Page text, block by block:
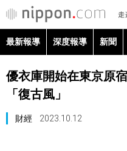
最新報導
最新報導 深度報導 新聞
優衣庫開始在東京原
「復古風」
財經 2023.10.12